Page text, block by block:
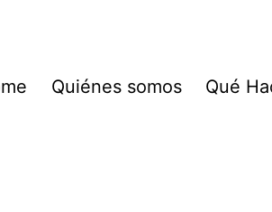
Quiénes somos Qué